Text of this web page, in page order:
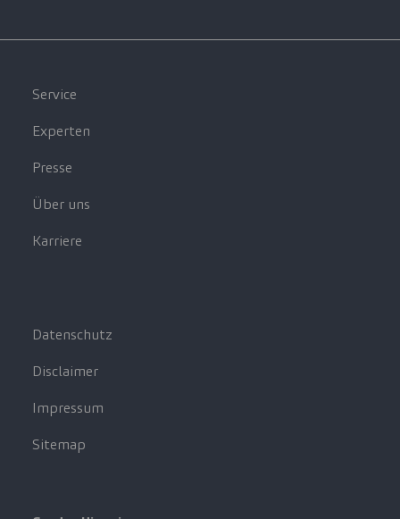
Service
Experten
Presse
Über uns
Karriere
Datenschutz
Disclaimer
Impressum
Sitemap